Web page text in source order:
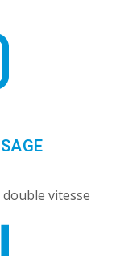
double vitesse